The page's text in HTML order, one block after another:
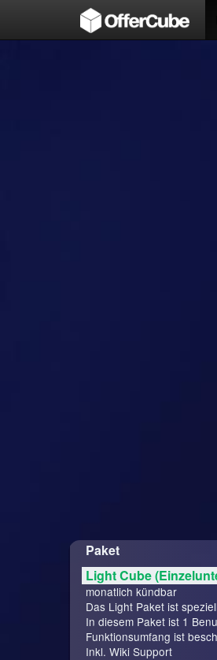
Paket
Light Cube
monatlich kündbar
Das Light Paket ist
In diesem Paket ist 1
Funktionsumfang ist
Inkl. Wiki Support